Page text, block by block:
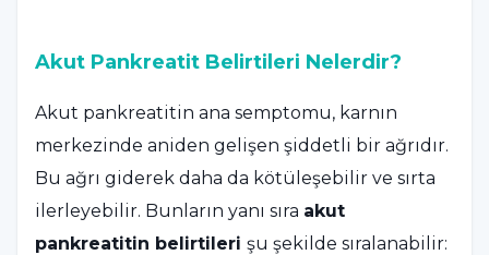
Akut Pankreatit Belirtileri Nelerdir?
Akut pankreatitin ana semptomu, karnın
merkezinde aniden gelişen şiddetli bir ağrıdır.
Bu ağrı giderek daha da kötüleşebilir ve sırta
ilerleyebilir. Bunların yanı sıra akut
pankreatitin belirtileri şu şekilde sıralanabilir: